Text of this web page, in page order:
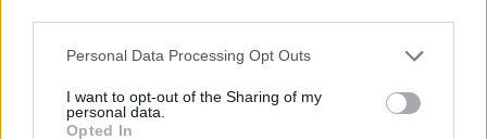
Please note that this website/app uses one or more Google
not limited to your visit or usage behaviour. You may click to
grant or deny consent to Google and its third-party tags to
Personal Data Processing Opt Outs
I want to opt-out of the Sharing of my
personal data.
Opted In
#halálos iramban #peacock #tévé sorozat